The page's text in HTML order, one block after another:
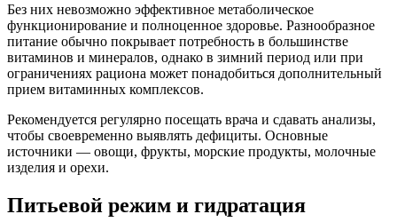
Без них невозможно эффективное метаболическое
функционирование и полноценное здоровье. Разнообразное
питание обычно покрывает потребность в большинстве
витаминов и минералов, однако в зимний период или при
ограничениях рациона может понадобиться дополнительный
прием витаминных комплексов.
Рекомендуется регулярно посещать врача и сдавать анализы,
чтобы своевременно выявлять дефициты. Основные
источники — овощи, фрукты, морские продукты, молочные
изделия и орехи.
Питьевой режим и гидратация